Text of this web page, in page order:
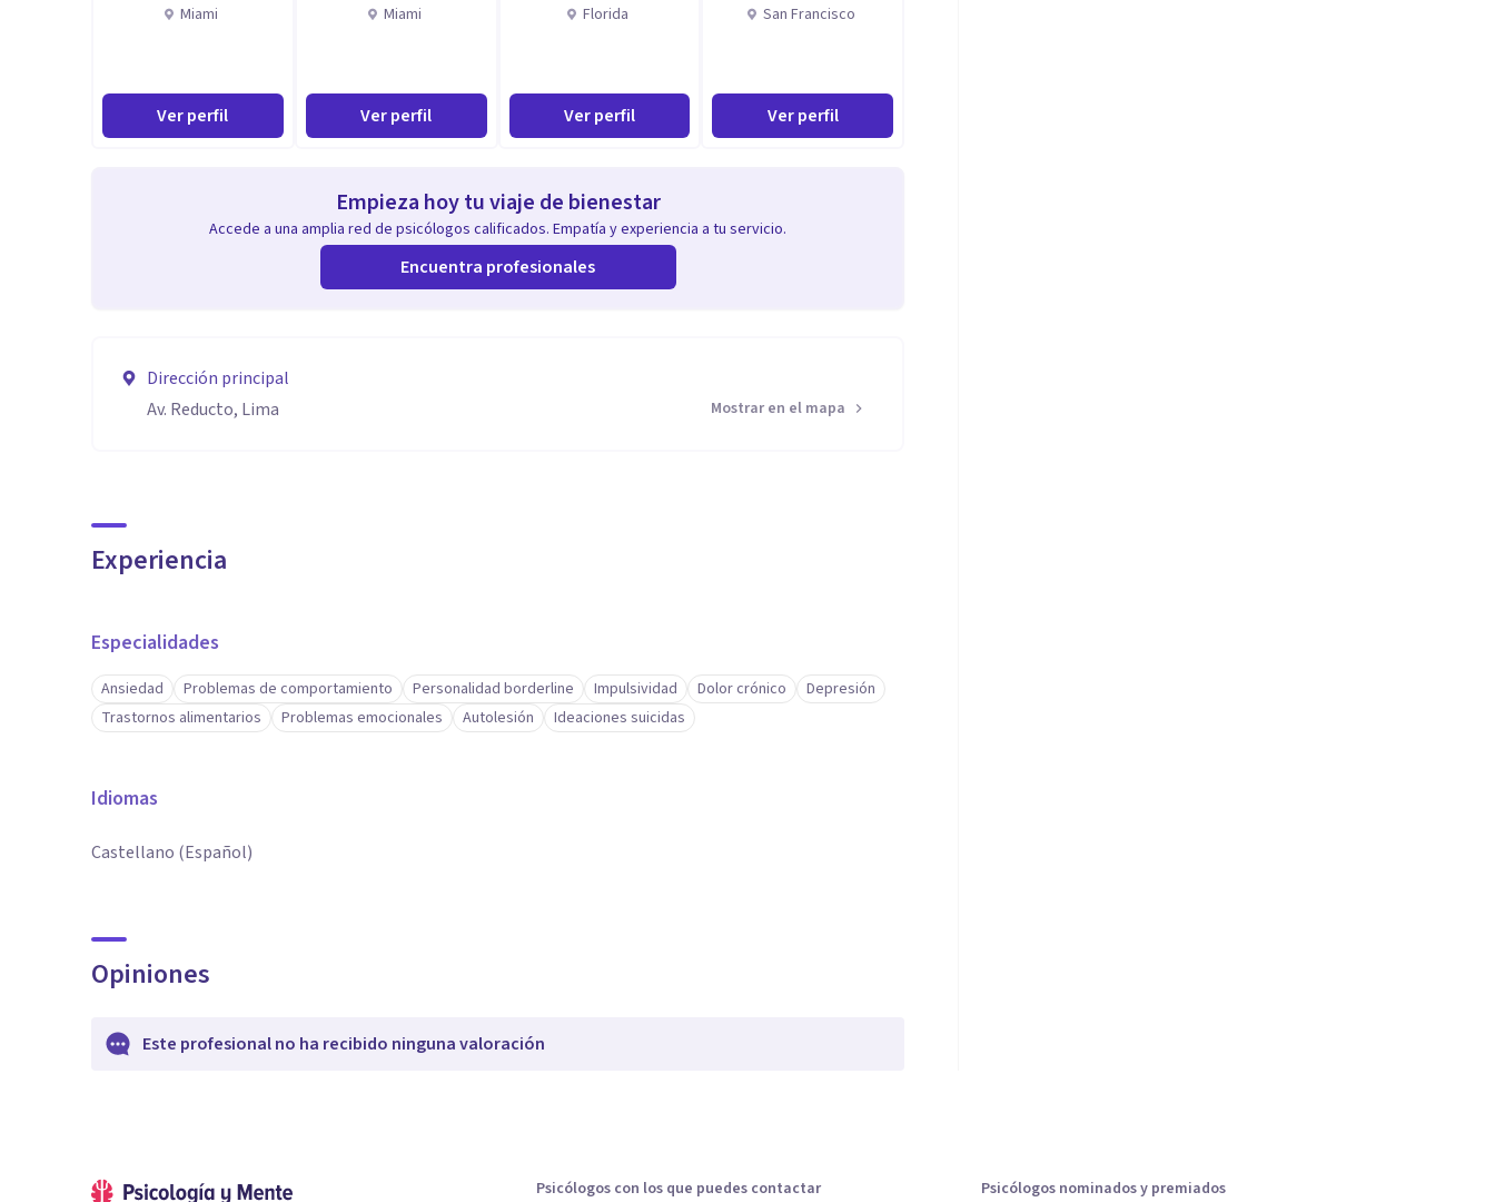
Miami
Ver perfil
Miami
Ver perfil
Florida
Ver perfil
San Francisco
Ver perfil
Empieza hoy tu viaje de bienestar
Accede a una amplia red de psicólogos calificados. Empatía y experiencia a tu servicio.
Encuentra profesionales
Dirección principal
Av. Reducto, Lima
Mostrar en el mapa
Experiencia
Especialidades
Ansiedad Problemas de comportamiento Personalidad borderline Impulsividad Dolor crónico
Depresión
Trastornos alimentarios
Problemas emocionales Autolesión Ideaciones suicidas
Idiomas
Castellano (Español)
Opiniones
Este profesional no ha recibido ninguna valoración
Psicólogos con los que puedes contactar Psicólogos nominados y premiados